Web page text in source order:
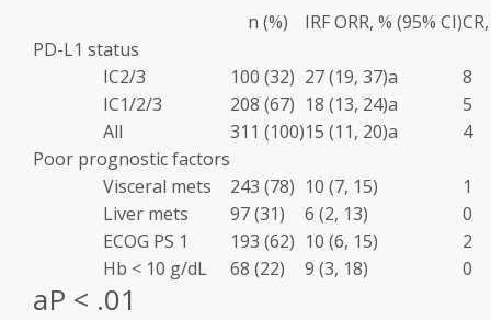
n (%) IRF ORR, % (95% CI)
PD-L1 status
IC2/3
100 (32) 27 (19, 37)a
8
IC1/2/3
208 (67) 18 (13, 24)a
5
All
311 (100)15 (11, 20)a
4
Poor prognostic factors
Visceral mets
243 (78) 10 (7, 15)
1
Liver mets
97 (31) 6 (2, 13)
0
ECOG PS 1
193 (62) 10 (6, 15)
2
Hb < 10 g/dL
68 (22) 9 (3, 18) 0
aP < .01